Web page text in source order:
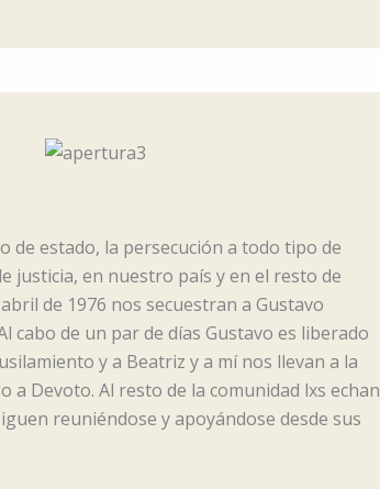
de estado, la persecución a todo tipo de
justicia, en nuestro país y en el resto de
de 1976 nos secuestran a Gustavo
cabo de un par de días Gustavo es liberado
y a Beatriz y a mí nos llevan a la
a Devoto. Al resto de la comunidad lxs echan
reuniéndose y apoyándose desde sus